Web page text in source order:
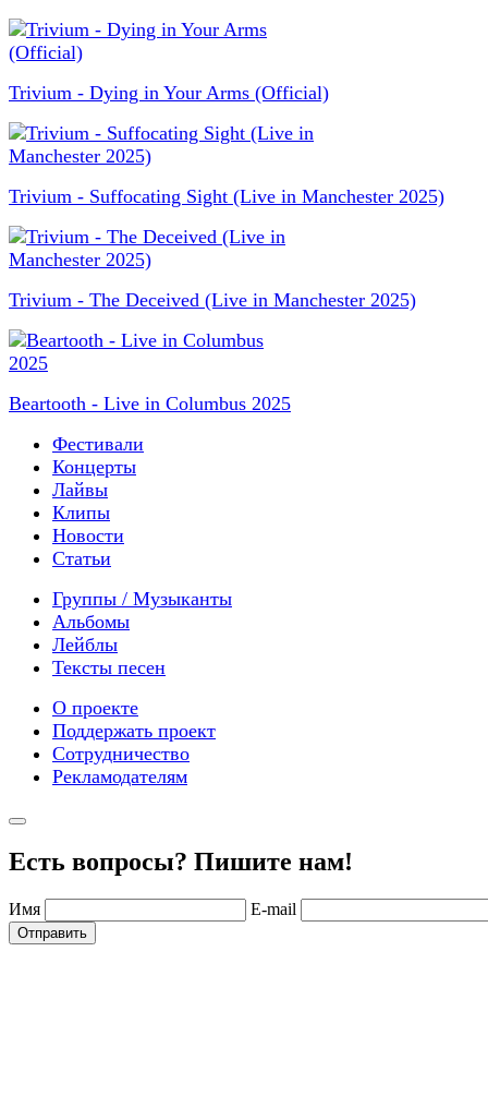
Trivium - Dying in Your Arms (Official)
Trivium - Suffocating Sight (Live in Manchester 2025)
Trivium - The Deceived (Live in Manchester 2025)
Beartooth - Live in Columbus 2025
Фестивали
Концерты
Лайвы
Клипы
Новости
Статьи
Группы / Музыканты
Альбомы
Лейблы
Тексты песен
О проекте
Поддержать проект
Сотрудничество
Рекламодателям
Есть вопросы? Пишите нам!
Имя E-mail